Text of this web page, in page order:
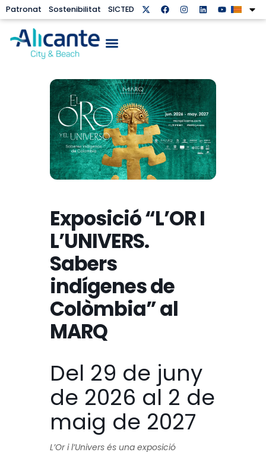
Patronat Sostenibilitat SICTED
Exposició “L’OR I
L’UNIVERS.
Sabers
indígenes de
Colòmbia” al
MARQ
Del 29 de juny
de 2026 al 2 de
maig de 2027
L’Or i l’Univers és una exposició